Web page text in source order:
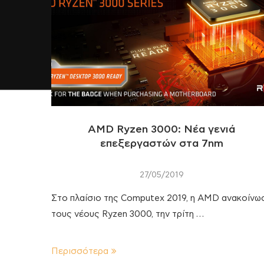
AMD Ryzen 3000: Νέα γενιά
επεξεργαστών στα 7nm
27/05/2019
Στο πλαίσιο της Computex 2019, η AMD
τους νέους Ryzen 3000, την τρίτη …
Περισσότερα